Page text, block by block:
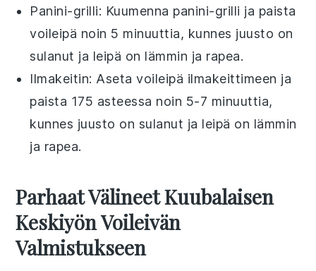
Panini-grilli: Kuumenna panini-grilli ja paista
voileipä noin 5 minuuttia, kunnes juusto on
sulanut ja leipä on lämmin ja rapea.
Ilmakeitin: Asetavoileipä ilmakeittimeen ja
paista 175 asteessa noin 5-7 minuuttia,
kunnes juusto on sulanut ja leipä on lämmin
ja rapea.
Parhaat Välineet Kuubalaisen
Keskiyön Voileivän
Valmistukseen